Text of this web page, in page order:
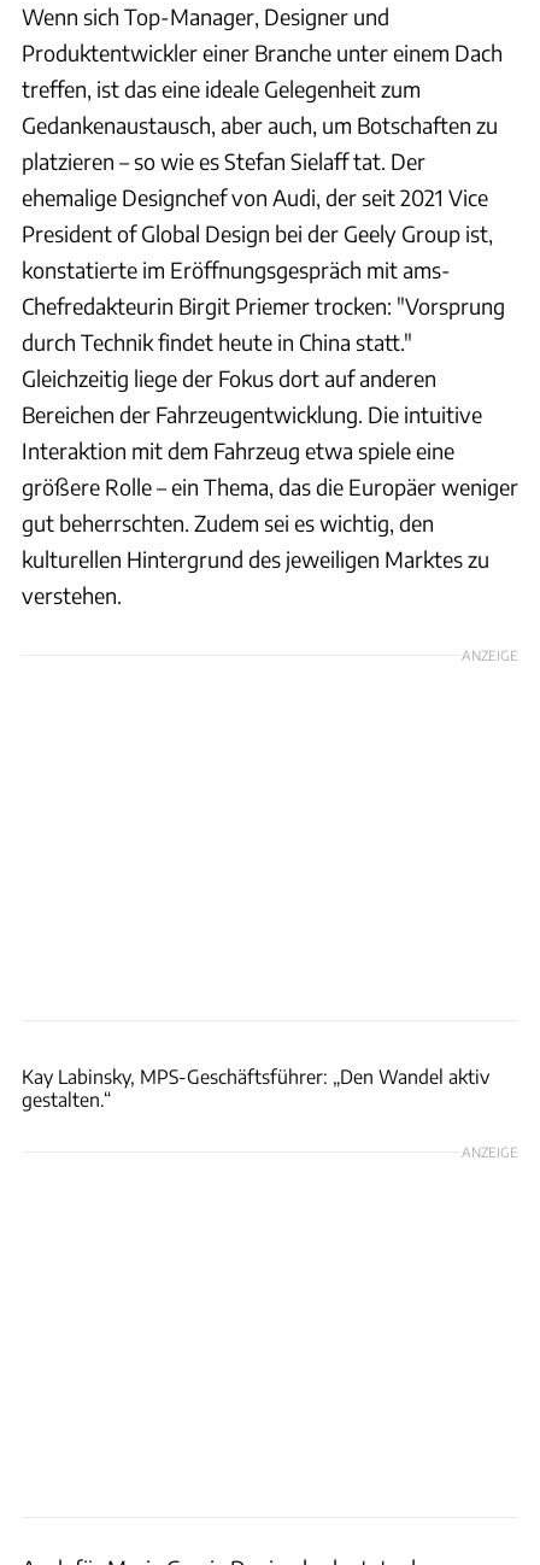
Wenn sich Top-Manager, Designer und
Produktentwickler einer Branche unter einem Dach
treffen, ist das eine ideale Gelegenheit zum
Gedankenaustausch, aber auch, um Botschaften zu
platzieren – so wie es Stefan Sielaff tat. Der
ehemalige Designchef von Audi, der seit 2021 Vice
President of Global Design bei der Geely Group ist,
konstatierte im Eröffnungsgespräch mit ams-
Chefredakteurin Birgit Priemer trocken: "Vorsprung
durch Technik findet heute in China statt."
Gleichzeitig liege der Fokus dort auf anderen
Bereichen der Fahrzeugentwicklung. Die intuitive
Interaktion mit dem Fahrzeug etwa spiele eine
größere Rolle – ein Thema, das die Europäer weniger
gut beherrschten. Zudem sei es wichtig, den
kulturellen Hintergrund des jeweiligen Marktes zu
verstehen.
ANZEIGE
Kay Labinsky, MPS-Geschäftsführer: „Den Wandel aktiv
gestalten.“
ANZEIGE